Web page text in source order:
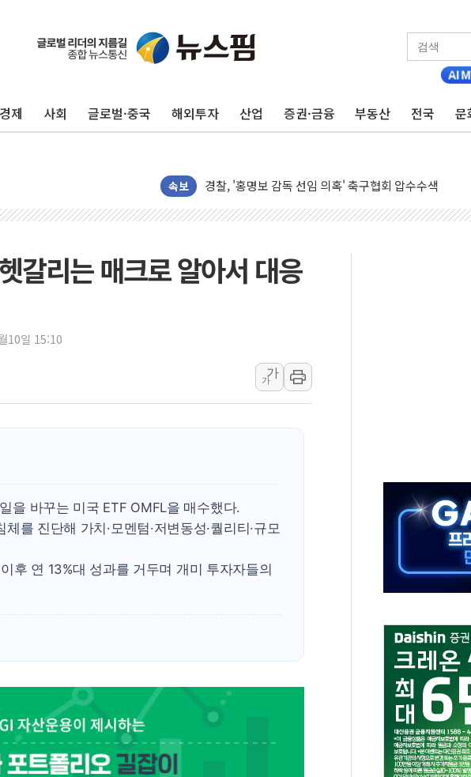
경제 사회 글로벌·중국 해외투자 산업 증권·금융 부동산 전국 문
속보
LGU+, 국내 IDaaS 최초 클라우드 보안인증 획득
국내 최대 400MW 규모 해남 태양광발전 '첫삽'…남동
카카오, 'AI 수익화' 내년 상반기부터 본격화
삼성전자, FMS 2026서 차세대 AI 메모리 기술력 과시
LX하우시스 "역대급 폭염에 고단열 인테리어 관심 급
토마토시스템 조길주·이강찬 대표, 자사주 매수
[특징주] 고려아연, 상반기 최대 실적에 13%대 급등
보훈부, 내년 워싱턴서 첫 '국제보훈컨퍼런스'… 한미동
가온전선, 싱가포르 도시철도 전력망 구축 계약
갈리는 매크로 알아서 대응
10일 15:10
가
가
을 바꾸는 미국 ETF OMFL을 매수했다.
를 진단해 가치·모멘텀·저변동성·퀄리티·규모
후 연 13%대 성과를 거두며 개미 투자자들의